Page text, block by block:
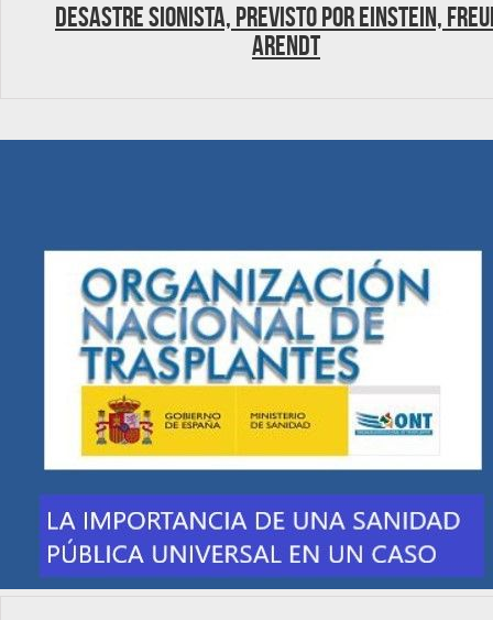
Desastre sionista, previsto por Einstein,
Arendt